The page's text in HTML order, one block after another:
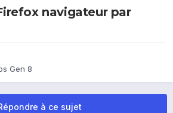
navigateur par
Gen 8
à ce sujet